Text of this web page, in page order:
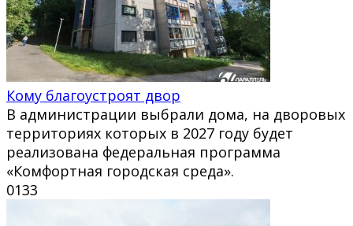
Кому благоустроят двор
В администрации выбрали дома, на дворовых
территориях которых в 2027 году будет
реализована федеральная программа
«Комфортная городская среда».
0133